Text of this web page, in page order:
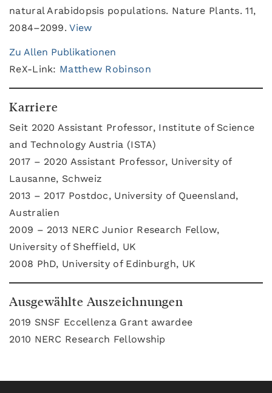
natural Arabidopsis populations. Nature Plants. 11,
2084–2099.View
Zu Allen Publikationen
ReX-Link: Matthew Robinson
Karriere
Seit 2020 Assistant Professor, Institute of Science
and Technology Austria (ISTA)
2017 – 2020 Assistant Professor, University of
Lausanne, Schweiz
2013 – 2017 Postdoc, University of Queensland,
Australien
2009 – 2013 NERC Junior Research Fellow,
University of Sheffield, UK
2008 PhD, University of Edinburgh, UK
Ausgewählte Auszeichnungen
2019 SNSF Eccellenza Grant awardee
2010 NERC Research Fellowship